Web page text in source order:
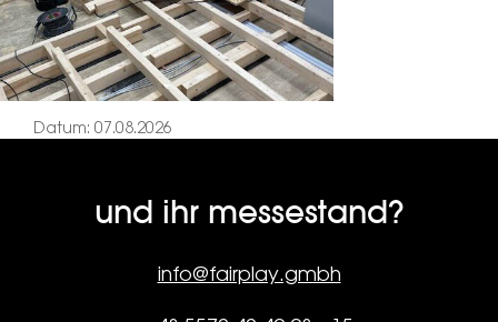
Datum: 07.08.2026
und ihr messestand?
info@fairplay.gmbh